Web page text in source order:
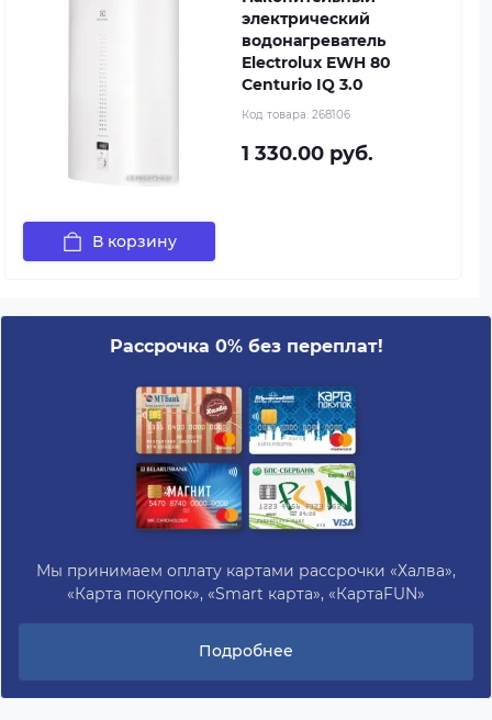
электрический
водонагреватель
Electrolux EWH 80
Centurio IQ 3.0
Код товара: 268106
1 330.00 руб.
В корзину
Рассрочка 0% без переплат!
Мы принимаем оплату картами рассрочки «Халва»,
«Карта покупок», «Smart карта», «КартаFUN»
Подробнее